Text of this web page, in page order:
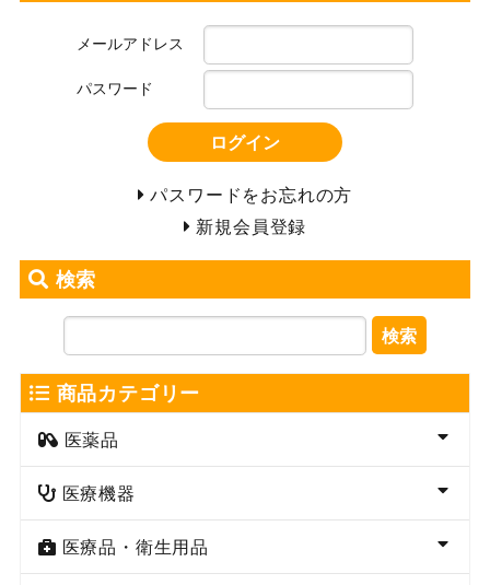
メールアドレス
パスワード
ログイン
パスワードをお忘れの方
新規会員登録
検索
検索
商品カテゴリー
医薬品
医療機器
医療品・衛生用品